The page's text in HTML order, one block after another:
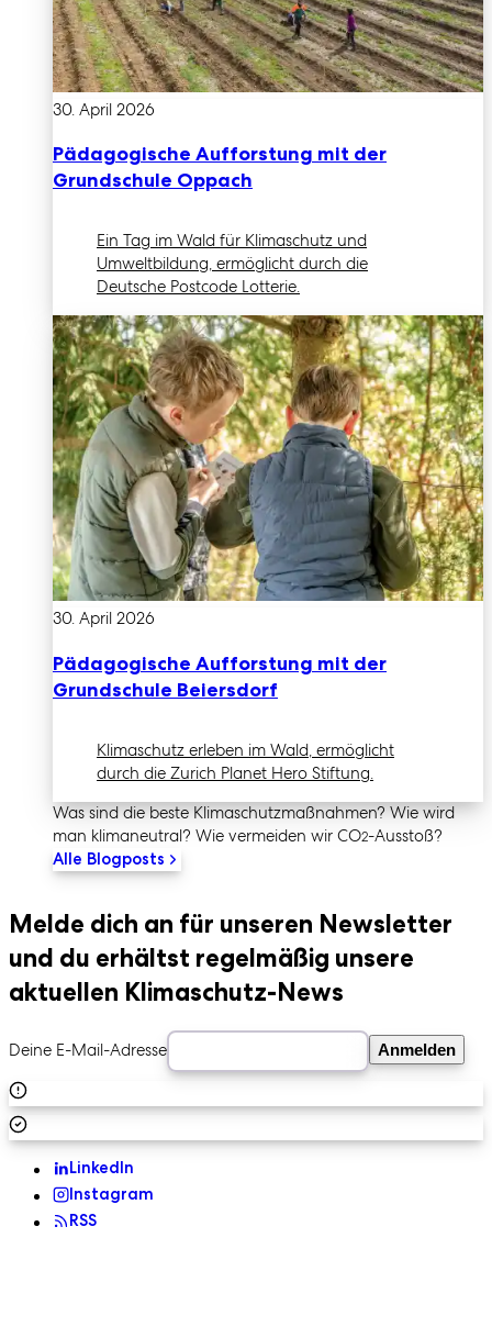
30. April 2026
Pädagogische Aufforstung mit der
Grundschule Oppach
Ein Tag im Wald für Klimaschutz und
Umweltbildung, ermöglicht durch die
Deutsche Postcode Lotterie.
30. April 2026
Pädagogische Aufforstung mit der
Grundschule Beiersdorf
Klimaschutz erleben im Wald, ermöglicht
durch die Zurich Planet Hero Stiftung.
Was sind die beste Klimaschutz­maßnahmen? Wie wird
man klimaneutral? Wie vermeiden wir CO2-Ausstoß?
Alle Blogposts
Melde dich an für unseren Newsletter
und du erhältst regelmäßig unsere
aktuellen Klimaschutz-News
Deine E-Mail-Adresse Anmelden
LinkedIn
Instagram
RSS